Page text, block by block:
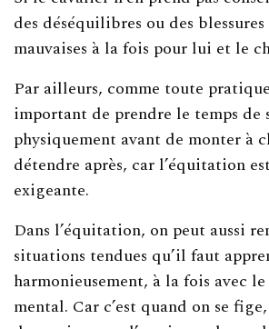
des déséquilibres ou des
mauvaises à la fois pour lui et le
Par ailleurs, comme toute
important de prendre le temps de
physiquement avant de monter à
détendre après, car l’équitation
exigeante.
Dans l’équitation, on peut aussi
situations tendues qu’il faut
harmonieusement, à la fois avec
mental. Car c’est quand on se